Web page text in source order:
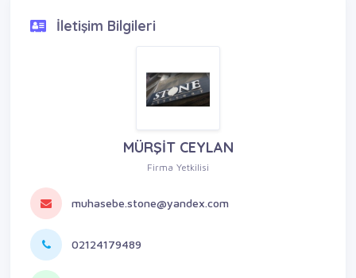
İletişim Bilgileri
MÜRŞİT CEYLAN
Firma Yetkilisi
muhasebe.stone@yandex.com
02124179489